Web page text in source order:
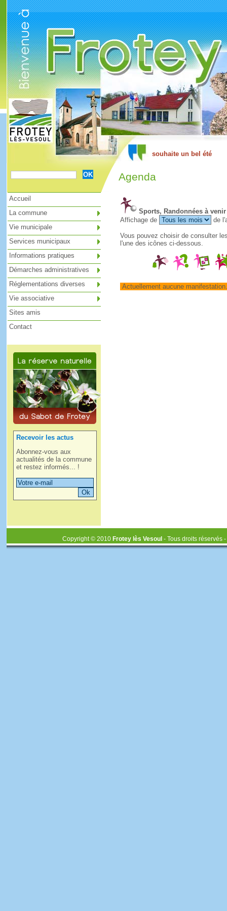
Recevoir les actus
Abonnez-vous aux
actualités de la commune
et restez informés... !
Agenda
Sports, Randonnées à venir
Affichage de
de
Vous pouvez choisir de consulter
l'une des icônes ci-dessous.
Actuellement aucune
Copyright © 2010 Frotey lès Vesoul - Tous droits réservés
Accueil
La commune
Vie municipale
Services municipaux
Informations pratiques
Démarches administratives
Réglementations diverses
Vie associative
Sites amis
Contact
Cookies management panel